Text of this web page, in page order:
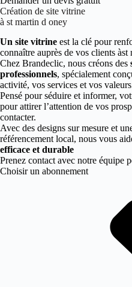
Création de site vitrine
à st martin d oney
Un site vitrine est la clé pour
connaître auprès de vos clients àst
Chez Brandeclic, nous créons des
professionnels, spécialement
activité, vos services et vos
Pensé pour séduire et informer,
pour attirer l’attention de vos
contacter.
Avec des designs sur mesure et
référencement local, nous vous
efficace et durable
Prenez contact avec notre équipe
Choisir un abonnement